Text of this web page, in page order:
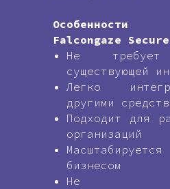
Особенности
Falcongaze
Не требует
существующей
Легко
другими
Подходит для
организаций
бизнесом
Не